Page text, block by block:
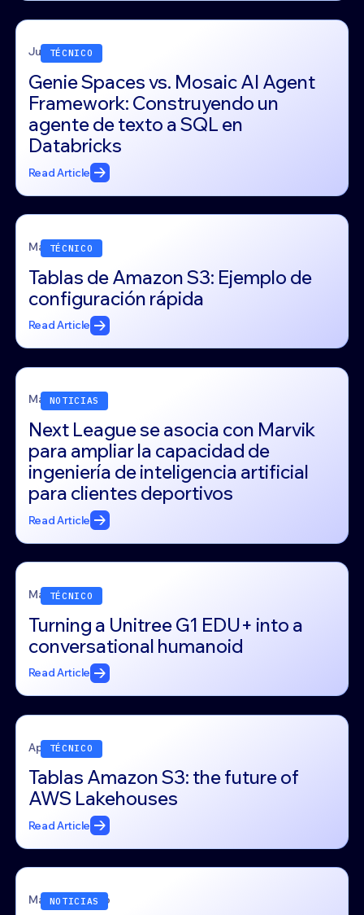
TÉCNICO
June 4, 2026
Genie Spaces vs. Mosaic AI Agent
Framework: Construyendo un
agente de texto a SQL en
Databricks
Read Article
TÉCNICO
May 27, 2026
Tablas de Amazon S3: Ejemplo de
configuración rápida
Read Article
NOTICIAS
May 18, 2026
Next League se asocia con Marvik
para ampliar la capacidad de
ingeniería de inteligencia artificial
para clientes deportivos
Read Article
TÉCNICO
May 4, 2026
Turning a Unitree G1 EDU+ into a
conversational humanoid
Read Article
TÉCNICO
April 7, 2026
Tablas Amazon S3: the future of
AWS Lakehouses
Read Article
NOTICIAS
March 30, 2026